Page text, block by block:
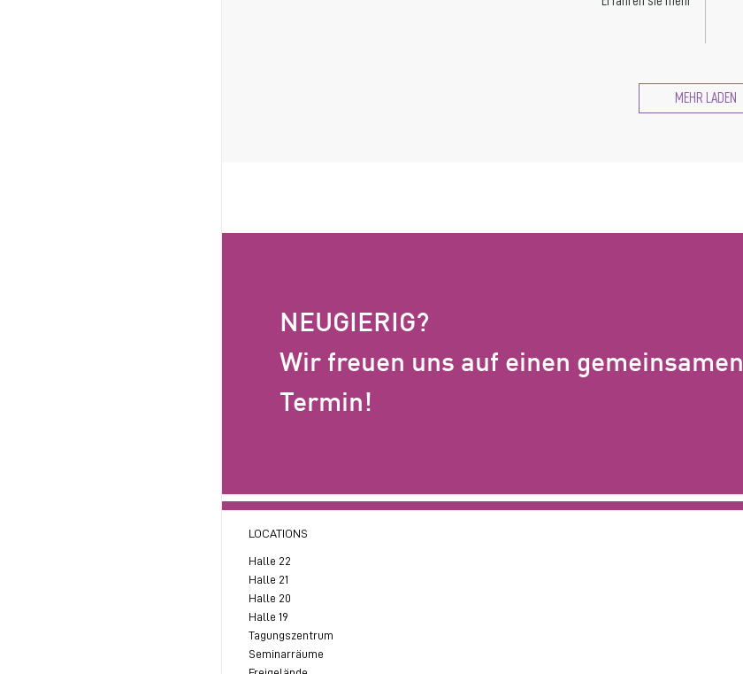
MEHR LADEN
NEUGIERIG?
Wir freuen uns auf einen gemeinsamen
Termin!
LOCATIONS
Halle 22
Halle 21
Halle 20
Halle 19
Tagungszentrum
Seminarräume